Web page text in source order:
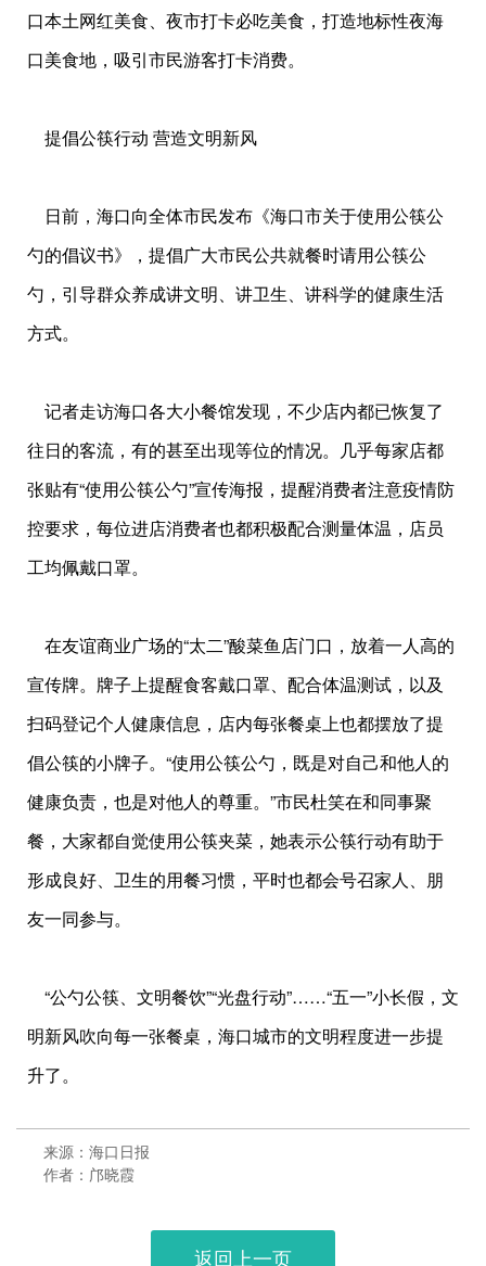
口本土网红美食、夜市打卡必吃美食，打造地标性夜海
口美食地，吸引市民游客打卡消费。
提倡公筷行动 营造文明新风
日前，海口向全体市民发布《海口市关于使用公筷公
勺的倡议书》，提倡广大市民公共就餐时请用公筷公
勺，引导群众养成讲文明、讲卫生、讲科学的健康生活
方式。
记者走访海口各大小餐馆发现，不少店内都已恢复了
往日的客流，有的甚至出现等位的情况。几乎每家店都
张贴有“使用公筷公勺”宣传海报，提醒消费者注意疫情防
控要求，每位进店消费者也都积极配合测量体温，店员
工均佩戴口罩。
在友谊商业广场的“太二”酸菜鱼店门口，放着一人高的
宣传牌。牌子上提醒食客戴口罩、配合体温测试，以及
扫码登记个人健康信息，店内每张餐桌上也都摆放了提
倡公筷的小牌子。“使用公筷公勺，既是对自己和他人的
健康负责，也是对他人的尊重。”市民杜笑在和同事聚
餐，大家都自觉使用公筷夹菜，她表示公筷行动有助于
形成良好、卫生的用餐习惯，平时也都会号召家人、朋
友一同参与。
“公勺公筷、文明餐饮”“光盘行动”……“五一”小长假，文
明新风吹向每一张餐桌，海口城市的文明程度进一步提
升了。
来源：海口日报
作者：邝晓霞
返回上一页